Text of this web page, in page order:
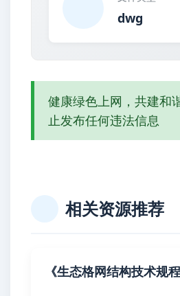
dwg
健康绿色上网，共建和
止发布任何违法信息
相关资源推荐
《生态格网结构技术规